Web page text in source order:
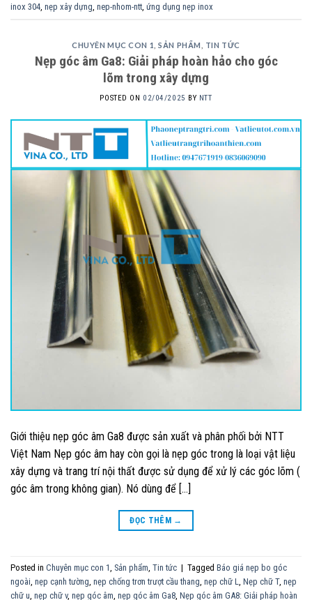
inox 304 nẹp xây dựng nep-nhom-ntt ứng dụng nẹp inox
CHUYÊN MỤC CON 1 ,SẢN PHẨM TIN TỨC
Nẹp góc âm Ga8: Giải pháp hoàn hảo cho góc
lõm trong xây dựng
POSTED ON 02/04/2025 BY NTT
Giới thiệu nẹp góc âm Ga8 được sản xuất và phân phối bởi NTT
Việt Nam Nẹp góc âm hay còn gọi là nẹp góc trong là loại vật liệu
xây dựng và trang trí nội thất được sử dụng để xử lý các góc lõm (
góc âm trong không gian). Nó dùng để […]
ĐỌC THÊM →
Posted in Chuyên mục con 1 Sản phẩm Tin tức | Tagged Báo giá nẹp bo góc
ngoài nẹp cạnh tường nẹp chống trơn trượt cầu thang nẹp chữ L Nẹp chữ T, nẹp
chữ u nẹp chữ v, nẹp góc âm nẹp góc âm Ga8 Nẹp góc âm GA8: Giải pháp hoàn